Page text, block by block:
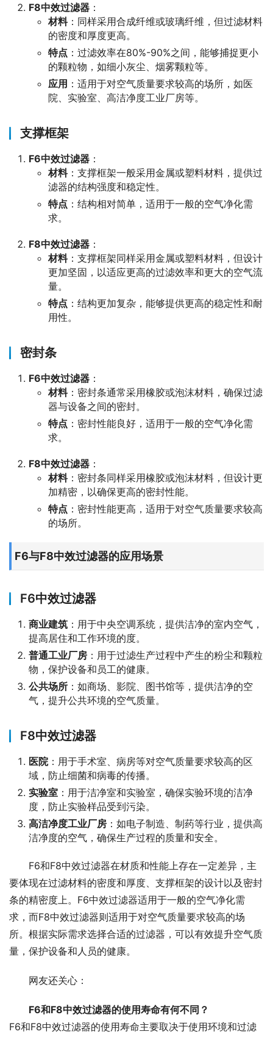
F8中效过滤器 ：
材料：同样采用合成纤维或玻璃纤维，但过滤材料
的密度和厚度更高。
特点 ：过滤效率在80%-90%之间，能够捕捉更小
的颗粒物，如细小灰尘、烟雾颗粒等。
应用 ：适用于对空气质量要求较高的场所，如医
院、实验室、高洁净度工业厂房等。
支撑框架
F6中效过滤器 ：
材料：支撑框架一般采用金属或塑料材料，提供过
滤器的结构强度和稳定性。
特点 ：结构相对简单，适用于一般的空气净化需
求。
F8中效过滤器 ：
材料：支撑框架同样采用金属或塑料材料，但设计
更加坚固，以适应更高的过滤效率和更大的空气流
量。
特点 ：结构更加复杂，能够提供更高的稳定性和耐
用性。
密封条
F6中效过滤器 ：
材料：密封条通常采用橡胶或泡沫材料，确保过滤
器与设备之间的密封。
特点 ：密封性能良好，适用于一般的空气净化需
求。
F8中效过滤器 ：
材料：密封条同样采用橡胶或泡沫材料，但设计更
加精密，以确保更高的密封性能。
特点 ：密封性能更高，适用于对空气质量要求较高
的场所。
F6与F8中效过滤器的应用场景
F6中效过滤器
商业建筑 ：用于中央空调系统，提供洁净的室内空气，
提高居住和工作环境的度。
普通工业厂房 ：用于过滤生产过程中产生的粉尘和颗粒
物，保护设备和员工的健康。
公共场所 ：如商场、影院、图书馆等，提供洁净的空
气，提升公共环境的空气质量。
F8中效过滤器
医院：用于手术室、病房等对空气质量要求较高的区
域，防止细菌和病毒的传播。
实验室 ：用于洁净室和实验室，确保实验环境的洁净
度，防止实验样品受到污染。
高洁净度工业厂房 ：如电子制造、制药等行业，提供高
洁净度的空气，确保生产过程的质量和安全。
F6和F8中效过滤器在材质和性能上存在一定差异，主
要体现在过滤材料的密度和厚度、支撑框架的设计以及密封
条的精密度上。F6中效过滤器适用于一般的空气净化需
求，而F8中效过滤器则适用于对空气质量要求较高的场
所。根据实际需求选择合适的过滤器，可以有效提升空气质
量，保护设备和人员的健康。
网友还关心：
F6和F8中效过滤器的使用寿命有何不同？
F6和F8中效过滤器的使用寿命主要取决于使用环境和过滤